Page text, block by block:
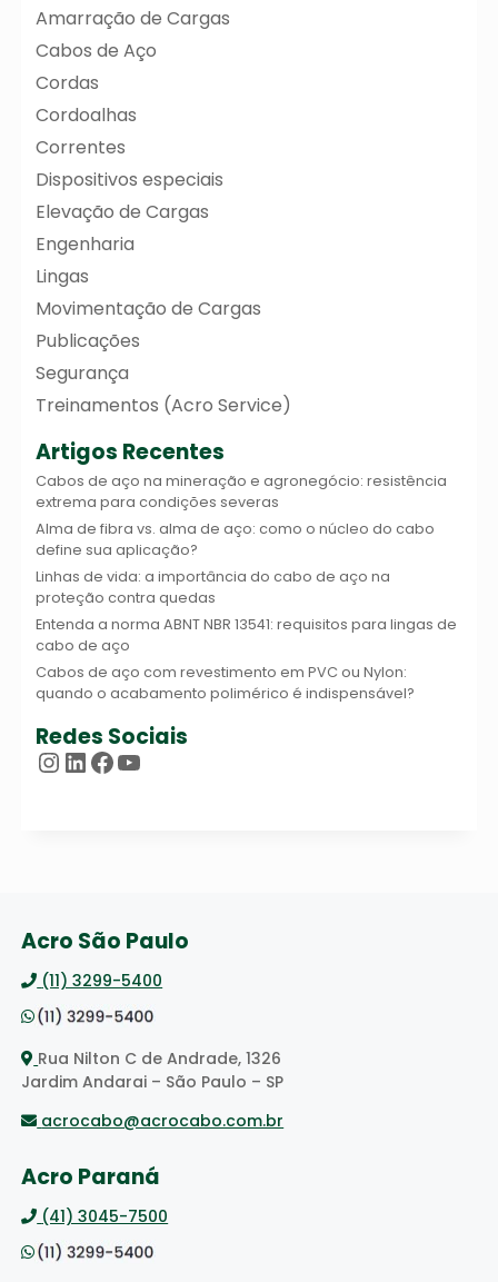
Amarração de Cargas
Cabos de Aço
Cordas
Cordoalhas
Correntes
Dispositivos especiais
Elevação de Cargas
Engenharia
Lingas
Movimentação de Cargas
Publicações
Segurança
Treinamentos (Acro Service)
Artigos Recentes
Cabos de aço na mineração e agronegócio: resistência
extrema para condições severas
Alma de fibra vs. alma de aço: como o núcleo do cabo
define sua aplicação?
Linhas de vida: a importância do cabo de aço na
proteção contra quedas
Entenda a norma ABNT NBR 13541: requisitos para lingas de
cabo de aço
Cabos de aço com revestimento em PVC ou Nylon:
quando o acabamento polimérico é indispensável?
Redes Sociais
Instagram
LinkedIn
Facebook
Youtube
Acro São Paulo
(11) 3299-5400
Rua Nilton C de Andrade, 1326
Jardim Andarai – São Paulo – SP
acrocabo@acrocabo.com.br
Acro Paraná
(41) 3045-7500